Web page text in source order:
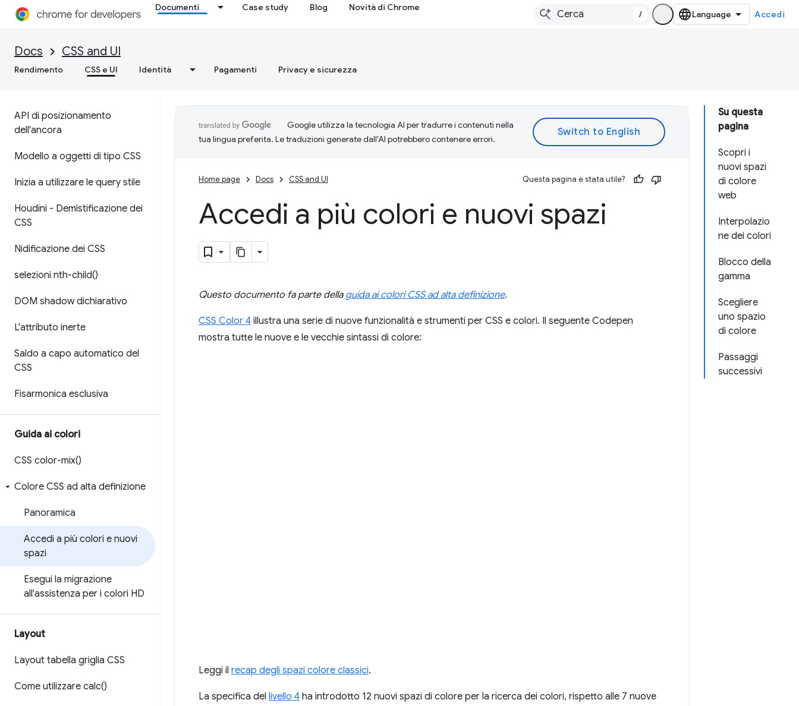
Documenti Case study Blog Novità di Chrome
/ Accedi
Docs CSS and UI
Rendimento CSS e UI Identità Pagamenti Privacy e sicurezza
API di posizionamento
dell'ancora
Modello a oggetti di tipo CSS
Inizia a utilizzare le query stile
Houdini - Demistificazione dei
CSS
Nidificazione dei CSS
selezioni nth-child()
DOM shadow dichiarativo
L'attributo inerte
Saldo a capo automatico del
CSS
Fisarmonica esclusiva
Guida ai colori
CSS color-mix()
Colore CSS ad alta definizione
Panoramica
Accedi a più colori e nuovi
spazi
Esegui la migrazione
all'assistenza per i colori HD
Layout
Layout tabella griglia CSS
Come utilizzare calc()
Su questa
pagina
Scopri i
nuovi spazi
di colore
web
Interpolazio
ne dei colori
Blocco della
gamma
Scegliere
uno spazio
di colore
Passaggi
successivi
Google utilizza la tecnologia AI per tradurre i contenuti nella
tua lingua preferita. Le traduzioni generate dall'AI potrebbero contenere errori.
Home page Docs CSS and UI Questa pagina è stata utile?
Accedi a più colori e nuovi spazi
Questo documento fa parte della guida ai colori CSS ad alta definizione.
CSS Color 4 illustra una serie di nuove funzionalità e strumenti per CSS e colori. Il seguente Codepen
mostra tutte le nuove e le vecchie sintassi di colore:
Leggi il recap degli spazi colore classici.
La specifica del livello 4 ha introdotto 12 nuovi spazi di colore per la ricerca dei colori, rispetto alle 7 nuove